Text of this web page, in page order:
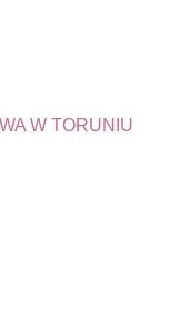
przepływu
WE, (Dz. Urz.
,,RODO"
W TORUNIU